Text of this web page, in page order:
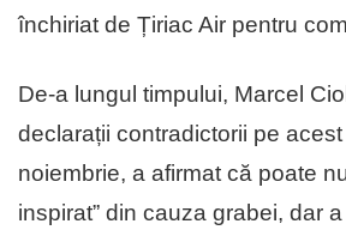
închiriat de Țiriac Air pentru
De-a lungul timpului, Marcel
declarații contradictorii pe
noiembrie, a afirmat că poate
inspirat” din cauza grabei, dar